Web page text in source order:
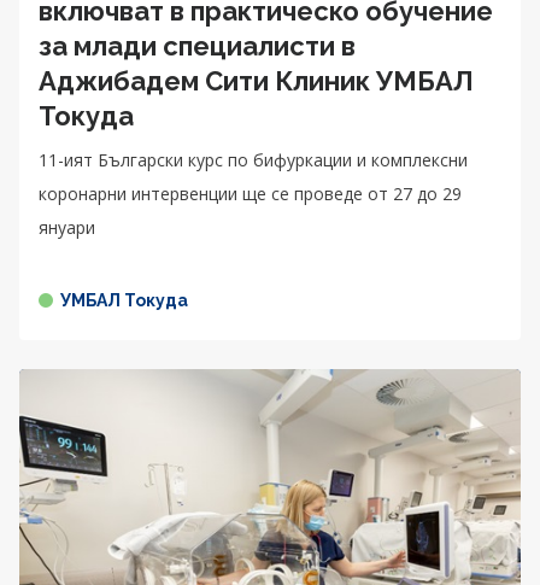
включват в практическо обучение
за млади специалисти в
Аджибадем Сити Клиник УМБАЛ
Токуда
11-ият Български курс по бифуркации и комплексни
коронарни интервенции ще се проведе от 27 до 29
януари
УМБАЛ Токуда